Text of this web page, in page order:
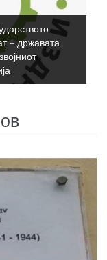
– државата